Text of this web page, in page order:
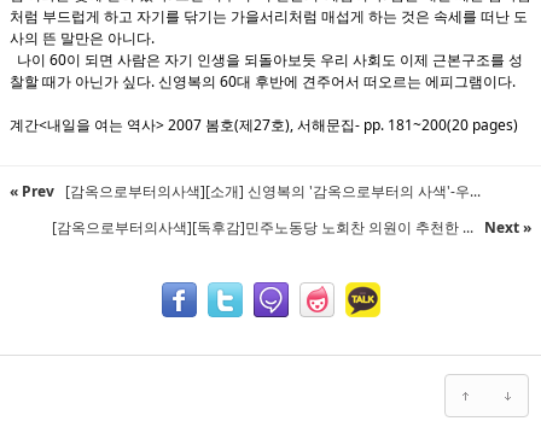
처럼 부드럽게 하고 자기를 닦기는 가을서리처럼 매섭게 하는 것은 속세를 떠난 도
사의 뜬 말만은 아니다.
나이 60이 되면 사람은 자기 인생을 되돌아보듯 우리 사회도 이제 근본구조를 성
찰할 때가 아닌가 싶다. 신영복의 60대 후반에 견주어서 떠오르는 에피그램이다.
계간<내일을 여는 역사> 2007 봄호(제27호), 서해문집- pp. 181~200(20 pages)
« Prev [감옥으로부터의사색][소개] 신영복의 '감옥으로부터의 사색'-우...
[감옥으로부터의사색][독후감]민주노동당 노회찬 의원이 추천한 ... Next »